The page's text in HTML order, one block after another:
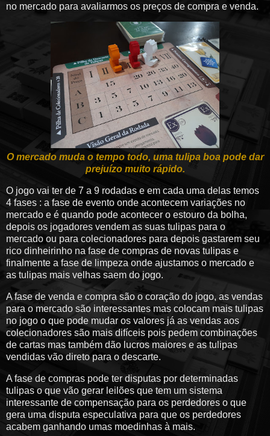
no mercado para avaliarmos os preços de compra e venda.
O mercado muda o tempo todo, uma tulipa boa pode dar
prejuízo muito rápido.
O jogo vai ter de 7 a 9 rodadas e em cada uma delas temos
4 fases : a fase de evento onde acontecem variações no
mercado e é quando pode acontecer o estouro da bolha,
depois os jogadores vendem as suas tulipas para o
mercado ou para colecionadores para depois gastarem seu
rico dinheirinho na fase de compras de novas tulipas e
finalmente a fase de limpeza onde ajustamos o mercado e
as tulipas mais velhas saem do jogo.
A fase de venda e compra são o coração do jogo, as vendas
para o mercado são interessantes mas colocam mais tulipas
no jogo o que pode mudar os valores já as vendas aos
colecionadores são mais difíceis pois pedem combinações
de cartas mas também dão lucros maiores e as tulipas
vendidas vão direto para o descarte.
A fase de compras pode ter disputas por determinadas
tulipas o que vão gerar leilões que tem um sistema
interessante de compensação para os perdedores o que
gera uma disputa especulativa para que os perdedores
acabem ganhando umas moedinhas à mais.